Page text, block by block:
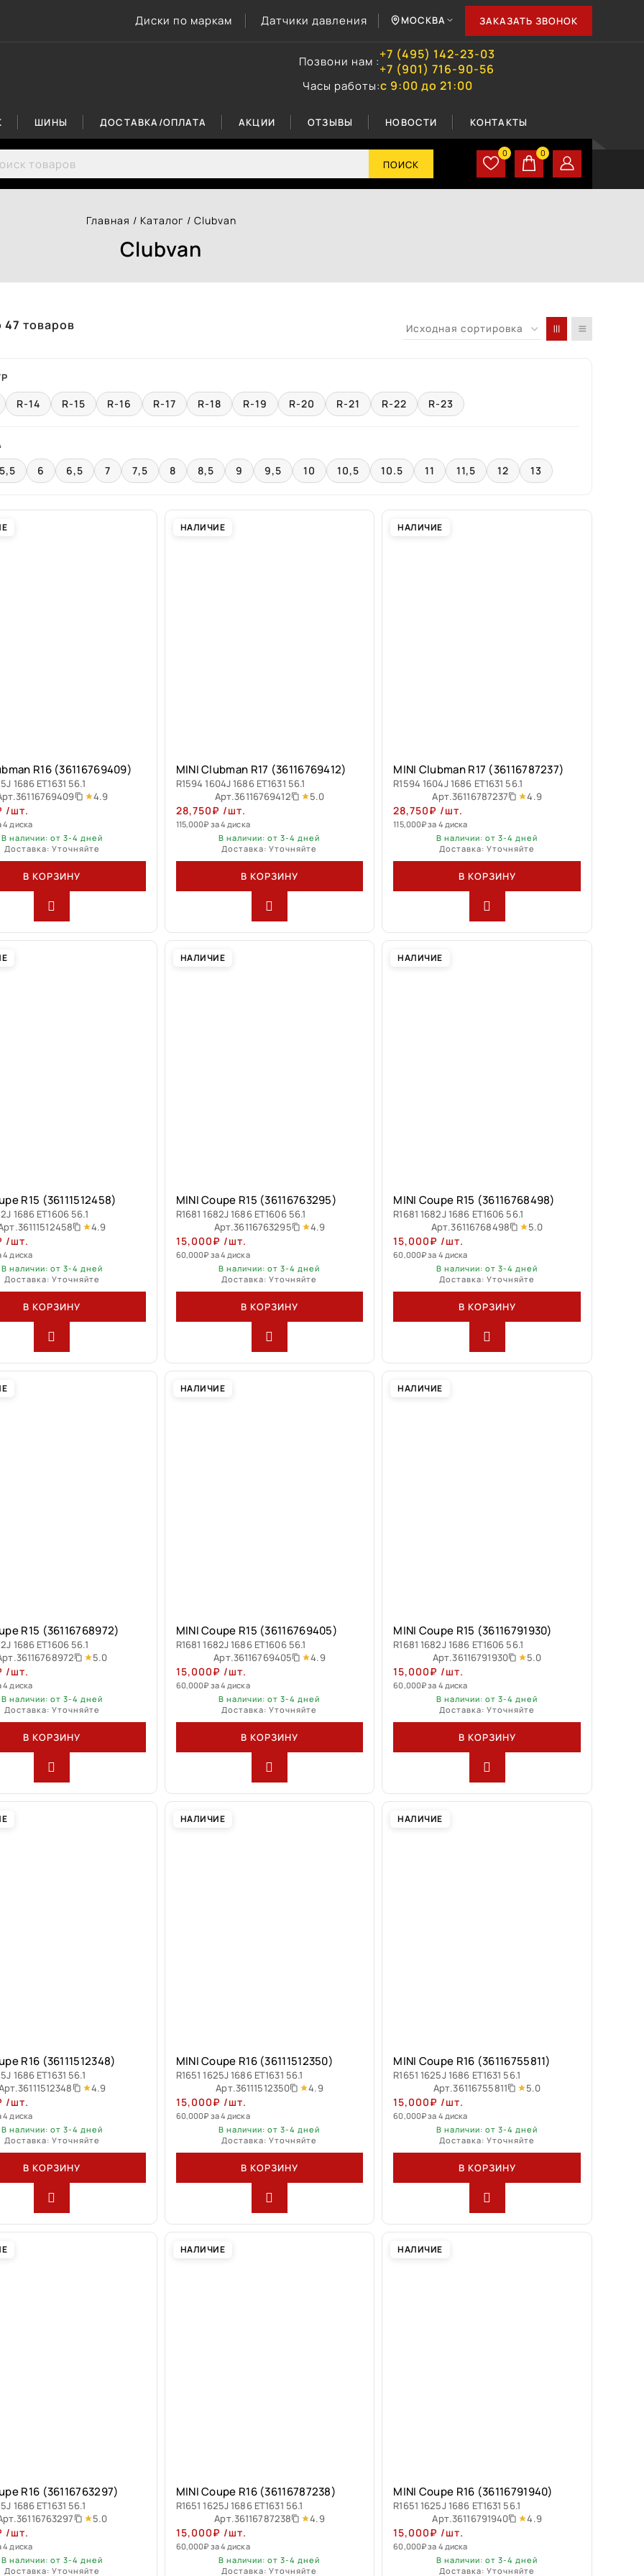
Диски по маркам Датчики давления МОСКВА ЗАКАЗАТЬ ЗВОНОК
Позвони нам :+7 (495) 142-23-03
+7 (901) 716-90-56
Часы работы:с 9:00 до 21:00
ШИНЫ ДОСТАВКА/ОПЛАТА АКЦИИ ОТЗЫВЫ НОВОСТИ КОНТАКТЫ
for: ПОИСК
0 0
Главная / Каталог / Clubvan
Clubvan
47 товаров
R-14 R-15 R-16 R-17 R-18 R-19 R-20 R-21 R-22 R-23
5,5 6 6,5 7 7,5 8 8,5 9 9,5 10 10,5 10.5 11 11,5 12 13
R16 (36116769409)
1686 ET1631 56.1
36116769409 4.9
/шт.
4 диска
В наличии: от 3-4 дней
Доставка: Уточняйте
В КОРЗИНУ
НАЛИЧИЕ
MINI Clubman R17 (36116769412)
R1594 1604J 1686 ET1631 56.1
Арт.36116769412 5.0
28,750₽ /шт.
115,000₽ за 4 диска
В наличии: от 3-4 дней
Доставка: Уточняйте
В КОРЗИНУ
НАЛИЧИЕ
MINI Clubman R17 (36116787237)
R1594 1604J 1686 ET1631 56.1
Арт.36116787237 4.9
28,750₽ /шт.
115,000₽за 4 диска
В наличии: от 3-4 дней
Доставка: Уточняйте
В КОРЗИНУ
R15 (36111512458)
1686 ET1606 56.1
36111512458 4.9
/шт.
4 диска
В наличии: от 3-4 дней
Доставка: Уточняйте
В КОРЗИНУ
НАЛИЧИЕ
MINI Coupe R15 (36116763295)
R1681 1682J 1686 ET1606 56.1
Арт.36116763295 4.9
15,000₽ /шт.
60,000₽ за 4 диска
В наличии: от 3-4 дней
Доставка: Уточняйте
В КОРЗИНУ
НАЛИЧИЕ
MINI Coupe R15 (36116768498)
R1681 1682J 1686 ET1606 56.1
Арт.36116768498 5.0
15,000₽ /шт.
60,000₽за 4 диска
В наличии: от 3-4 дней
Доставка: Уточняйте
В КОРЗИНУ
R15 (36116768972)
1686 ET1606 56.1
36116768972 5.0
/шт.
4 диска
В наличии: от 3-4 дней
Доставка: Уточняйте
В КОРЗИНУ
НАЛИЧИЕ
MINI Coupe R15 (36116769405)
R1681 1682J 1686 ET1606 56.1
Арт.36116769405 4.9
15,000₽ /шт.
60,000₽ за 4 диска
В наличии: от 3-4 дней
Доставка: Уточняйте
В КОРЗИНУ
НАЛИЧИЕ
MINI Coupe R15 (36116791930)
R1681 1682J 1686 ET1606 56.1
Арт.36116791930 5.0
15,000₽ /шт.
60,000₽за 4 диска
В наличии: от 3-4 дней
Доставка: Уточняйте
В КОРЗИНУ
R16 (36111512348)
1686 ET1631 56.1
36111512348 4.9
/шт.
4 диска
В наличии: от 3-4 дней
Доставка: Уточняйте
В КОРЗИНУ
НАЛИЧИЕ
MINI Coupe R16 (36111512350)
R1651 1625J 1686 ET1631 56.1
Арт.36111512350 4.9
15,000₽ /шт.
60,000₽ за 4 диска
В наличии: от 3-4 дней
Доставка: Уточняйте
В КОРЗИНУ
НАЛИЧИЕ
MINI Coupe R16 (36116755811)
R1651 1625J 1686 ET1631 56.1
Арт.36116755811 5.0
15,000₽ /шт.
60,000₽за 4 диска
В наличии: от 3-4 дней
Доставка: Уточняйте
В КОРЗИНУ
R16 (36116763297)
1686 ET1631 56.1
36116763297 5.0
/шт.
4 диска
В наличии: от 3-4 дней
Доставка: Уточняйте
НАЛИЧИЕ
MINI Coupe R16 (36116787238)
R1651 1625J 1686 ET1631 56.1
Арт.36116787238 4.9
15,000₽ /шт.
60,000₽ за 4 диска
В наличии: от 3-4 дней
Доставка: Уточняйте
НАЛИЧИЕ
MINI Coupe R16 (36116791940)
R1651 1625J 1686 ET1631 56.1
Арт.36116791940 4.9
15,000₽ /шт.
60,000₽за 4 диска
В наличии: от 3-4 дней
Доставка: Уточняйте